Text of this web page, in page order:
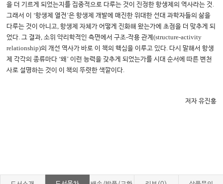
을 더 기르게 되었는지를 집중적으로 다루는 것이 진정한 항생제의 역사라는 것.
그래서 이 ‘항생제 열전’은 항생제 개발에 매진한 위대한 선대 과학자들의 삶을
다루는 것이 아니고,항생제 자체가 어떻게 진화해 왔는가에 초점을 더 맞추게 되
었다.그 결과,소위 약리학적인 측면에서 구조-작용 관계(structure-activity
relationship)의 개선 역사가 바로 이 책의 핵심을 이루고 있다. 다시 말해서 항생
제 각각의 종류마다 ‘왜 ’이런 능력을 갖추게 되었는가를 시대 순서에 따른 변천
사로 설명하는 것이 이 책의 뚜렷한 색깔이다.
저자 유진홍